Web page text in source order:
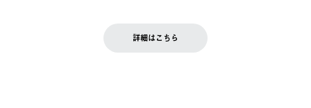
お客様都合の返品にかかる送料は、お客様ご負担とさせていただ
LOGOS FAMILY会員の方は、会員マイページ内 購入履歴画面に
詳細はこちら